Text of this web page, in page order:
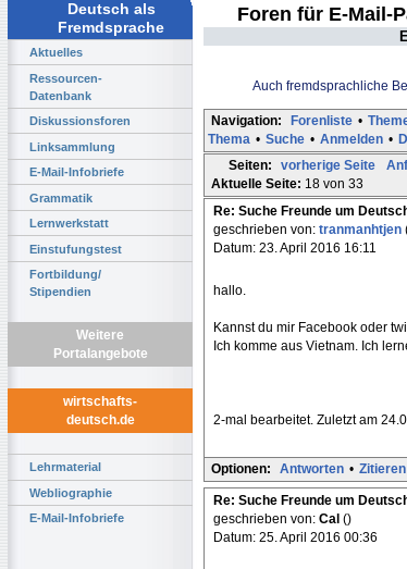
Deutsch als
Fremdsprache
Aktuelles
Ressourcen-
Datenbank
Diskussionsforen
Linksammlung
E-Mail-Infobriefe
Grammatik
Lernwerkstatt
Einstufungstest
Fortbildung/
Stipendien
Weitere
Portalangebote
wirtschafts-
deutsch.de
Lehrmaterial
Webliographie
E-Mail-Infobriefe
Foren für E-Mail-
Auch fremdsprachliche
Navigation: Forenliste •
Thema • Suche • Anmelden •
Seiten:
vorherige Seite
Aktuelle Seite: 18 von 33
Re: Suche Freunde um
geschrieben von: tranmanhtjen
Datum: 23. April 2016 16:11
hallo.
Kannst du mir Facebook oder
Ich komme aus Vietnam. Ich
2-mal bearbeitet. Zuletzt am
Optionen: Antworten • Zitieren
Re: Suche Freunde um
geschrieben von: Cal ()
Datum: 25. April 2016 00:36